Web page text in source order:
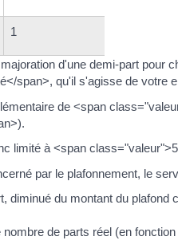
1
d'une demi-part pour
span>, qu'il s'agisse de votre
de <span
limité à <span
par le plafonnement, le
diminué du montant du
de parts réel (en